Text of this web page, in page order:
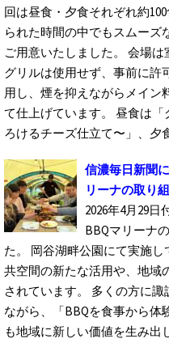
回は昼食・夕食それぞれ約
られた時間の中でもスムーズ
ご用意いたしました。 会場
グリルは使用せず、事前に許
用し、煙を抑えながらメイン
て仕上げています。 昼食は
ろけるチーズ仕立て〜」、夕
信濃毎日新聞
リーナの取り
2026年4月29
BBQマリーナ
た。 岡谷湖畔公園にて実施
共空間の新たな活用や、地域
されています。 多くの方に
ながら、「BBQを食事から体
も地域に新しい価値を生み出